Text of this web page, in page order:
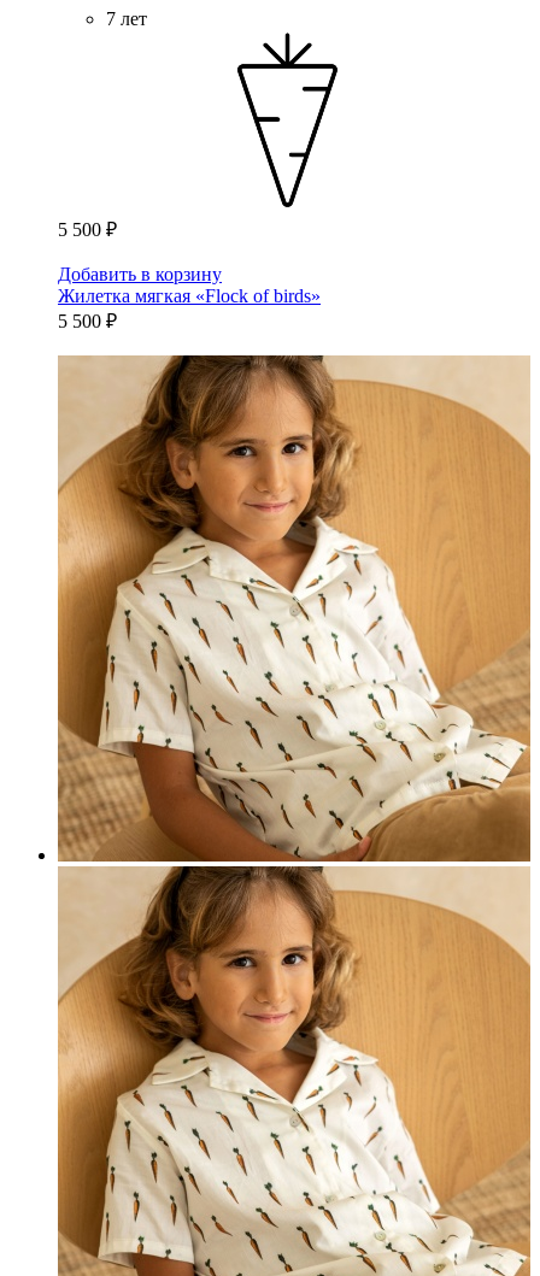
7 лет
5 500 ₽
Добавить в корзину
Жилетка мягкая «Flock of birds»
5 500 ₽